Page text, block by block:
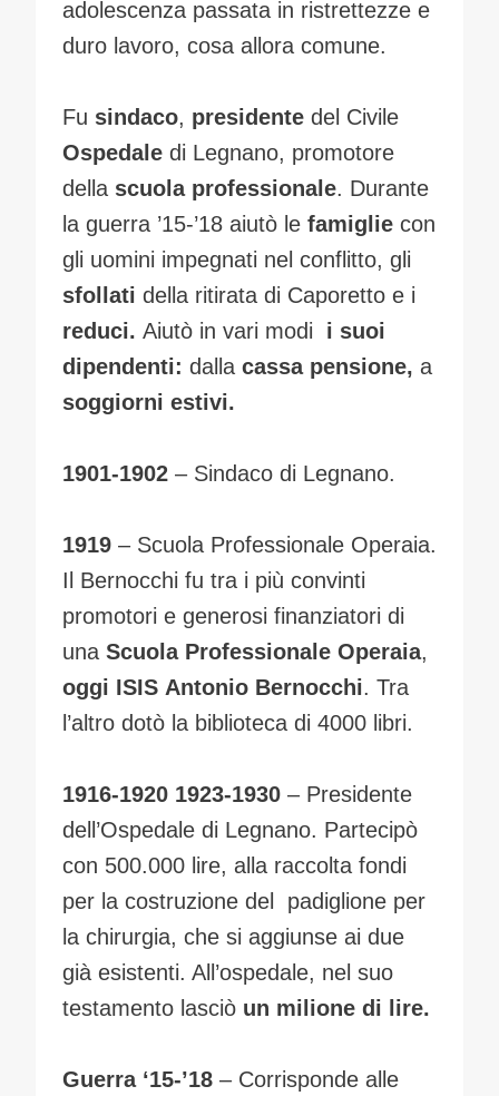
adolescenza passata in ristrettezze e
duro lavoro, cosa allora comune.
Fu sindaco, presidente del Civile
Ospedale di Legnano, promotore
della scuola professionale. Durante
la guerra ’15-’18 aiutò le famiglie con
gli uomini impegnati nel conflitto, gli
sfollati della ritirata di Caporetto e i
reduci. Aiutò in vari modi i suoi
dipendenti: dalla cassa pensione, a
soggiorni estivi.
1901-1902 – Sindaco di Legnano.
1919 – Scuola Professionale Operaia.
Il Bernocchi fu tra i più convinti
promotori e generosi finanziatori di
una Scuola Professionale Operaia,
oggi ISIS Antonio Bernocchi. Tra
l’altro dotò la biblioteca di 4000 libri.
1916-1920 1923-1930 – Presidente
dell’Ospedale di Legnano. Partecipò
con 500.000 lire, alla raccolta fondi
per la costruzione del padiglione per
la chirurgia, che si aggiunse ai due
già esistenti. All’ospedale, nel suo
testamento lasciò un milione di lire.
Guerra ‘15-’18 – Corrisponde alle